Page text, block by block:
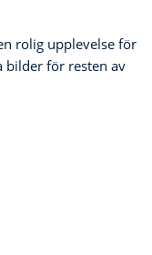
rolig upplevelse för
bilder för resten av